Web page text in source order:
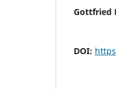
Gottfried
DOI: